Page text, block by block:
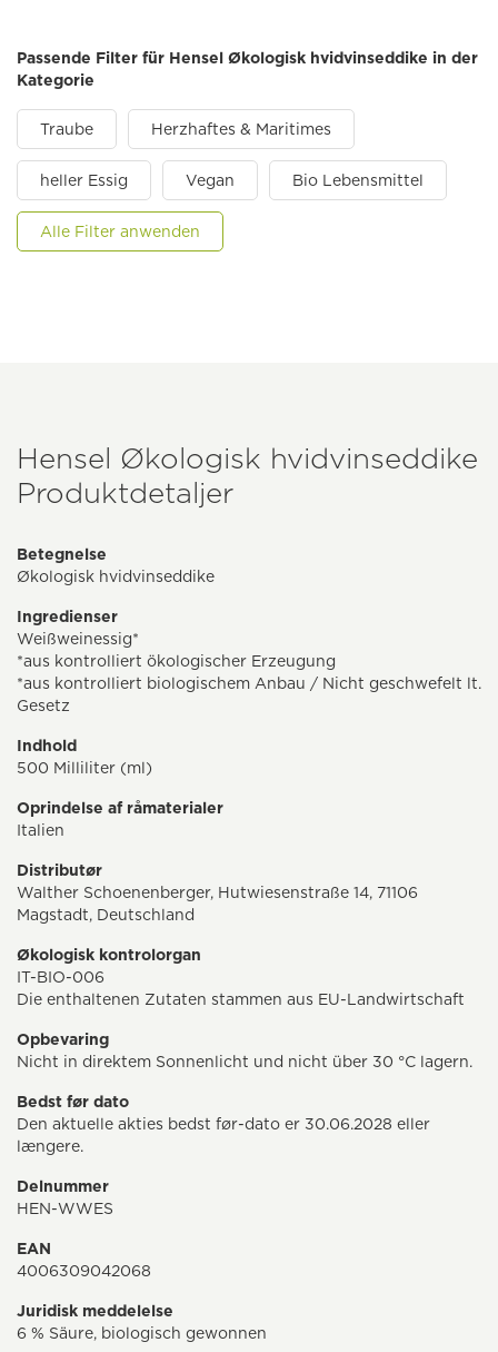
Passende Filter für Hensel Økologisk hvidvinseddike in der
Kategorie
Traube Herzhaftes & Maritimes
heller Essig Vegan Bio Lebensmittel
Alle Filter anwenden
Hensel Økologisk hvidvinseddike
Produktdetaljer
Betegnelse
Økologisk hvidvinseddike
Ingredienser
Weißweinessig*
*aus kontrolliert ökologischer Erzeugung
*aus kontrolliert biologischem Anbau / Nicht geschwefelt lt.
Gesetz
Indhold
500 Milliliter (ml)
Oprindelse af råmaterialer
Italien
Distributør
Walther Schoenenberger, Hutwiesenstraße 14, 71106
Magstadt, Deutschland
Økologisk kontrolorgan
IT-BIO-006
Die enthaltenen Zutaten stammen aus EU-Landwirtschaft
Opbevaring
Nicht in direktem Sonnenlicht und nicht über 30 °C lagern.
Bedst før dato
Den aktuelle akties bedst før-dato er 30.06.2028 eller
længere.
Delnummer
HEN-WWES
EAN
4006309042068
Juridisk meddelelse
6 % Säure, biologisch gewonnen